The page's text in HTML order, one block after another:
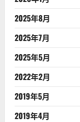
2025年8月
2025年7月
2025年5月
2022年2月
2019年5月
2019年4月